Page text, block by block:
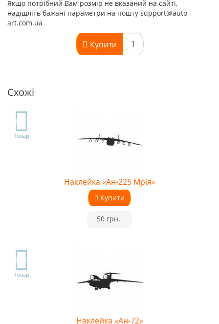
Якщо потрібний Вам розмір не вказаний на сайті,
надішліть бажані параметри на пошту support@auto-
art.com.ua
Купити
Схожі
TOP
Товар
Наклейка «Ан-225 Мрія»
Купити
50 грн.
TOP
Товар
Наклейка «Ан-72»